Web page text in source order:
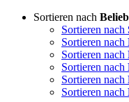
Sortieren nach
Sortieren nach
Sortieren nach
Sortieren nach
Sortieren nach
Sortieren nach
Sortieren nach